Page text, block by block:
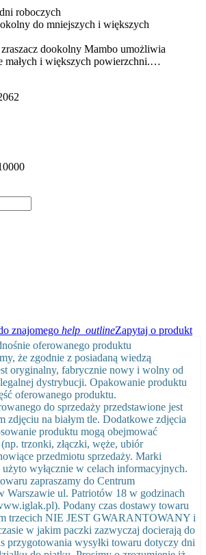
roboczych
do mniejszych i większych
dookolny Mambo umożliwia
małych i większych powierzchni.…
znajomego help_outlineZapytaj o produkt
oferowanego produktu
że zgodnie z posiadaną wiedzą
oryginalny, fabrycznie nowy i wolny od
dystrybucji. Opakowanie produktu
oferowanego produktu.
do sprzedaży przedstawione jest
zdjęciu na białym tle. Dodatkowe zdjęcia
produktu mogą obejmować
trzonki, złączki, węże, ubiór
przedmiotu sprzedaży. Marki
wyłącznie w celach informacyjnych.
zapraszamy do Centrum
Warszawie ul. Patriotów 18 w godzinach
Podany czas dostawy towaru
trzecich NIE JEST GWARANTOWANY i
w jakim paczki zazwyczaj docierają do
przygotowania wysyłki towaru dotyczy dni